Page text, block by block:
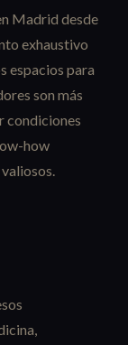
Madrid desde
exhaustivo
espacios para
son más
condiciones
how